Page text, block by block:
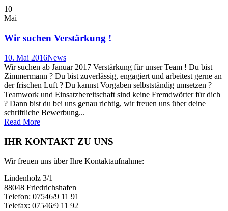
10
Mai
Wir suchen Verstärkung !
10. Mai 2016News
Wir suchen ab Januar 2017 Verstärkung für unser Team ! Du bist
Zimmermann ? Du bist zuverlässig, engagiert und arbeitest gerne an
der frischen Luft ? Du kannst Vorgaben selbstständig umsetzen ?
Teamwork und Einsatzbereitschaft sind keine Fremdwörter für dich
? Dann bist du bei uns genau richtig, wir freuen uns über deine
schriftliche Bewerbung...
Read More
IHR KONTAKT ZU UNS
Wir freuen uns über Ihre Kontaktaufnahme:
Lindenholz 3/1
88048 Friedrichshafen
Telefon: 07546/9 11 91
Telefax: 07546/9 11 92